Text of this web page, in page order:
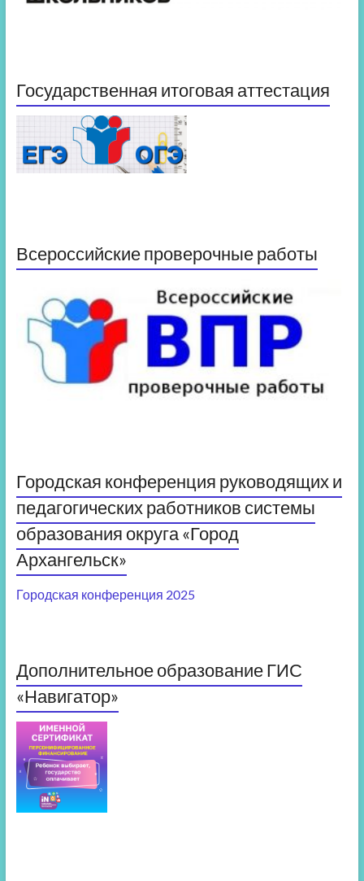
Государственная итоговая аттестация
Всероссийские проверочные работы
Городская конференция руководящих и
педагогических работников системы
образования округа «Город
Архангельск»
Городская конференция 2025
Дополнительное образование ГИС
«Навигатор»